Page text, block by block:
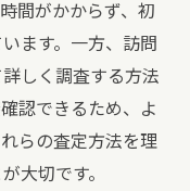
間がかからず、初
ます。一方、訪問
しく調査する方法
認できるため、よ
らの査定方法を理
大切です。